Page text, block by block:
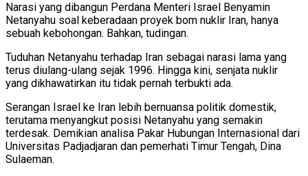
Narasi yang dibangun Perdana Menteri Israel Benyamin
Netanyahu soal keberadaan proyek bom nuklir Iran, hanya
sebuah kebohongan. Bahkan, tudingan.
Tuduhan Netanyahu terhadap Iran sebagai narasi lama yang
terus diulang-ulang sejak 1996. Hingga kini, senjata nuklir
yang dikhawatirkan itu tidak pernah terbukti ada.
Serangan Israel ke Iran lebih bernuansa politik domestik,
terutama menyangkut posisi Netanyahu yang semakin
terdesak. Demikian analisa Pakar Hubungan Internasional dari
Universitas Padjadjaran dan pemerhati Timur Tengah, Dina
Sulaeman.